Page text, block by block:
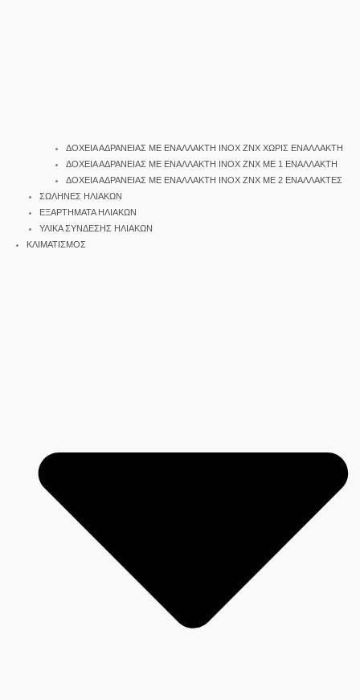
ΔΟΧΕΙΑ ΑΔΡΑΝΕΙΑΣ ΜΕ ΕΝΑΛΛΑΚΤΗ INOX ΖΝΧ ΧΩΡΙΣ ΕΝΑΛΛΑΚΤΗ
ΔΟΧΕΙΑ ΑΔΡΑΝΕΙΑΣ ΜΕ ΕΝΑΛΛΑΚΤΗ INOX ΖΝΧ ΜΕ 1 ΕΝΑΛΛΑΚΤΗ
ΔΟΧΕΙΑ ΑΔΡΑΝΕΙΑΣ ΜΕ ΕΝΑΛΛΑΚΤΗ INOX ΖΝΧ ΜΕ 2 ΕΝΑΛΛΑΚΤΕΣ
ΣΩΛΗΝΕΣ ΗΛΙΑΚΩΝ
ΕΞΑΡΤΗΜΑΤΑ ΗΛΙΑΚΩΝ
ΥΛΙΚΑ ΣΥΝΔΕΣΗΣ ΗΛΙΑΚΩΝ
ΚΛΙΜΑΤΙΣΜΟΣ